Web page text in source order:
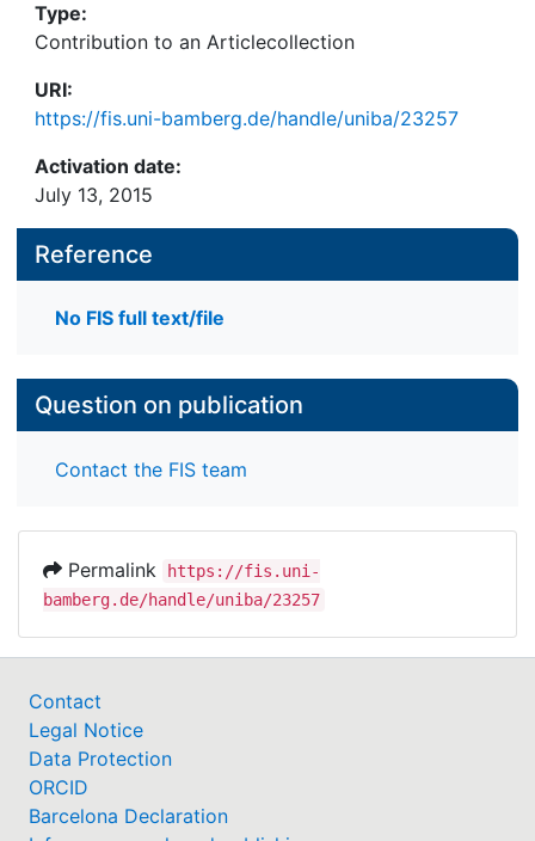
Type:
Contribution to an Articlecollection
URI:
https://fis.uni-bamberg.de/handle/uniba/23257
Activation date:
July 13, 2015
Reference
No FIS full text/file
Question on publication
Contact the FIS team
Permalink
https://fis.uni-
bamberg.de/handle/uniba/23257
Contact
Legal Notice
Data Protection
ORCID
Barcelona Declaration